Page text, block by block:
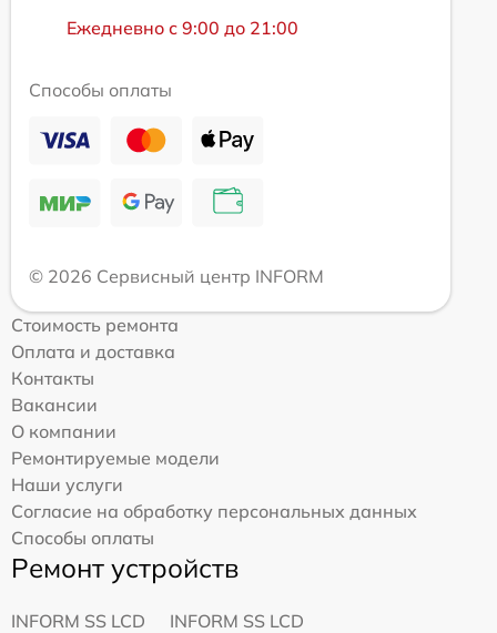
Ежедневно с 9:00 до 21:00
Способы оплаты
© 2026 Сервисный центр INFORM
Стоимость ремонта
Оплата и доставка
Контакты
Вакансии
О компании
Ремонтируемые модели
Наши услуги
Согласие на обработку персональных данных
Способы оплаты
Ремонт устройств
INFORM SS LCD
INFORM SS LCD